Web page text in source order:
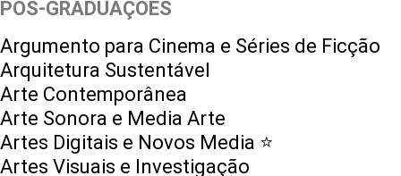
PÓS-GRADUAÇÕES
Argumento para Cinema e Séries de Ficção
Arquitetura Sustentável
Arte Contemporânea
Arte Sonora e Media Arte
Artes Digitais e Novos Media ⭐️
Artes Visuais e Investigação